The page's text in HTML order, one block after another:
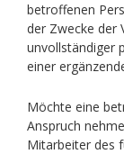
betroffenen
der Zwecke der
unvollständiger
einer
Möchte eine
Anspruch
Mitarbeiter des